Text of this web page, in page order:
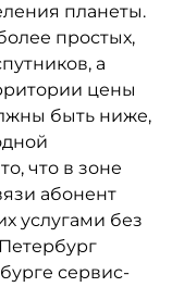
планеты.
простых,
а
цены
быть ниже,
что в зоне
абонент
услугами без
сервис-